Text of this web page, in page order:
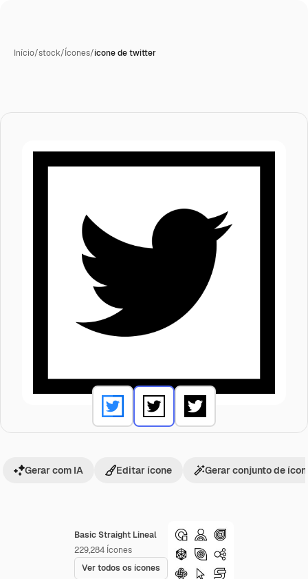
Início/stock/Ícones/ícone de twitter
Basic Straight Lineal
229,284 Ícones
Ver todos os ícones
Gerar com IA Editar ícone Gerar conjunto de